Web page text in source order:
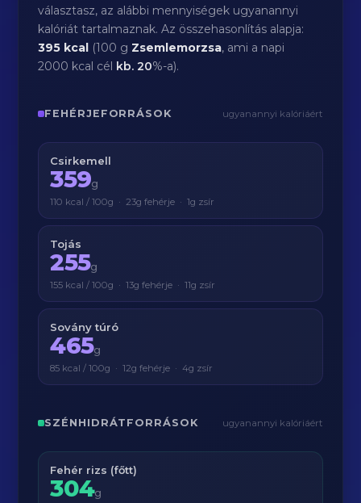
választasz, az alábbi mennyiségek ugyanannyi
kalóriát tartalmaznak. Az összehasonlítás alapja:
395 kcal (100 g Zsemlemorzsa, ami a napi
2000 kcal cél kb.20%-a).
FEHÉRJEFORRÁSOK ugyanannyi kalóriáért
Csirkemell
359g
110 kcal / 100g · 23g fehérje · 1g zsír
Tojás
255g
155 kcal / 100g · 13g fehérje · 11g zsír
Sovány túró
465g
85 kcal / 100g · 12g fehérje · 4g zsír
SZÉNHIDRÁTFORRÁSOK ugyanannyi kalóriáért
Fehér rizs (főtt)
304g